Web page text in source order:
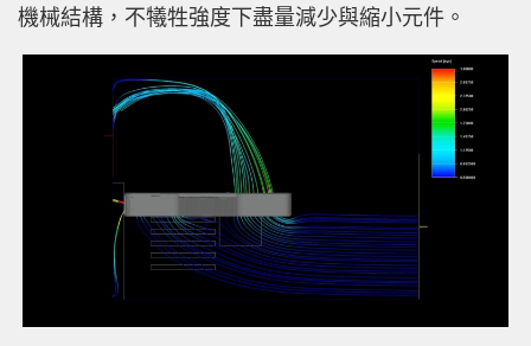
機械結構，不犧牲強度下盡量減少與縮小元件。